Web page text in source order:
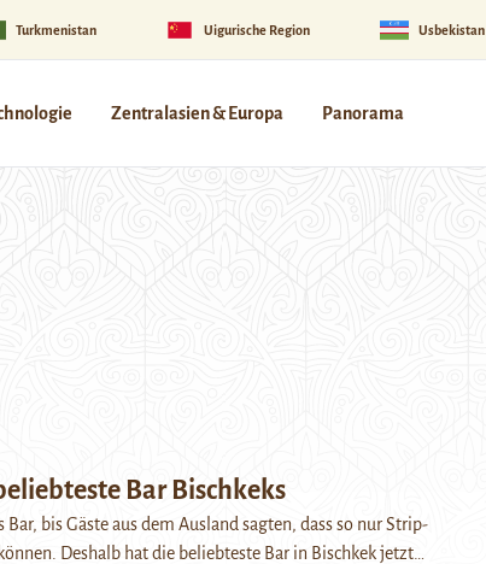
Turkmenistan Uigurische Region Usbekistan
Zentralasien & Europa Panorama
Bar Bischkeks
Bar, bis Gäste aus dem Ausland sagten, dass so nur Strip-
Deshalb hat die beliebteste Bar in Bischkek jetzt…